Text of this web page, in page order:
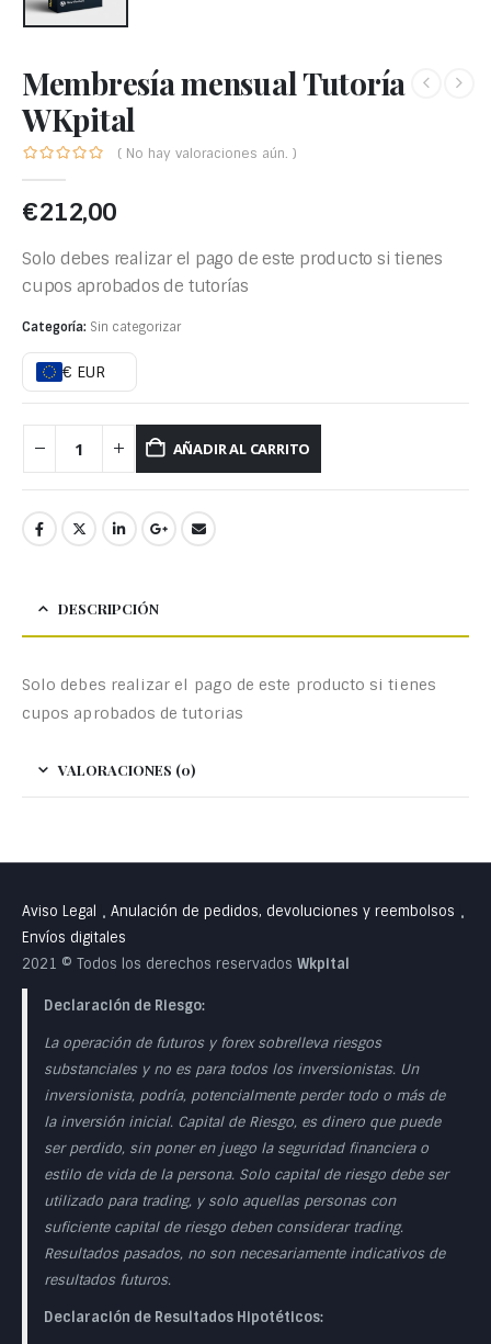
Membresía mensual Tutoría
WKpital
( No hay valoraciones aún. )
€212,00
Solo debes realizar el pago de este producto si tienes
cupos aprobados de tutorías
Categoría: Sin categorizar
€ EUR
AÑADIR AL CARRITO
DESCRIPCIÓN
Solo debes realizar el pago de este producto si tienes
cupos aprobados de tutorias
VALORACIONES (0)
Aviso Legal • Anulación de pedidos, devoluciones y reembolsos •
Envíos digitales
2021 © Todos los derechos reservados Wkpital
Declaración de Riesgo:
La operación de futuros y forex sobrelleva riesgos
substanciales y no es para todos los inversionistas. Un
inversionista, podría, potencialmente perder todo o más de
la inversión inicial. Capital de Riesgo, es dinero que puede
ser perdido, sin poner en juego la seguridad financiera o
estilo de vida de la persona. Solo capital de riesgo debe ser
utilizado para trading, y solo aquellas personas con
suficiente capital de riesgo deben considerar trading.
Resultados pasados, no son necesariamente indicativos de
resultados futuros.
Declaración de Resultados Hipotéticos: